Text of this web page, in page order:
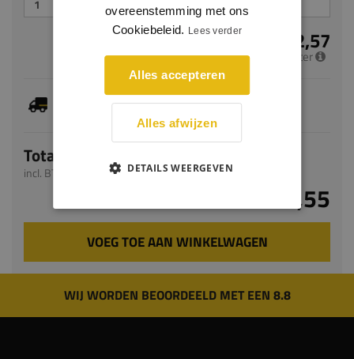
€ 32,57
per meter
Je hebt gekozen voor maatwerk, de verwachte
Totaal
incl. BTW
€ 190,55
VOEG TOE AAN WINKELWAGEN
WIJ WORDEN BEOORDEELD MET EEN 8.8
overeenstemming met ons
Cookiebeleid. Lees verder
Alles accepteren
Alles afwijzen
DETAILS WEERGEVEN